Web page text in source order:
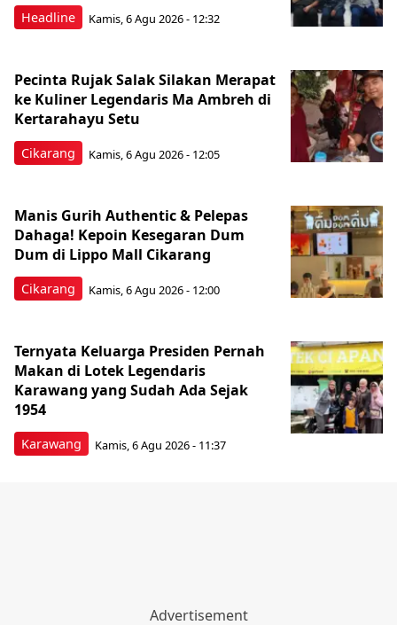
Headline Kamis, 6 Agu 2026 - 12:32
Cikarang
Pecinta Rujak Salak Silakan Merapat
ke Kuliner Legendaris Ma Ambreh di
Kertarahayu Setu
Kamis, 6 Agu 2026 - 12:05
Cikarang
Manis Gurih Authentic & Pelepas
Dahaga! Kepoin Kesegaran Dum
Dum di Lippo Mall Cikarang
Kamis, 6 Agu 2026 - 12:00
Karawang
Ternyata Keluarga Presiden Pernah
Makan di Lotek Legendaris
Karawang yang Sudah Ada Sejak
1954
Kamis, 6 Agu 2026 - 11:37